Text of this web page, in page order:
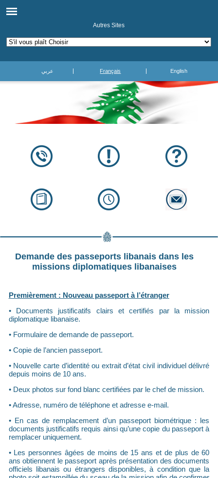
Autres Sites
عربي Français English
Demande des passeports libanais dans les
missions diplomatiques libanaises
Premièrement : Nouveau passeport à l’étranger
• Documents justificatifs clairs et certifiés par la mission
diplomatique libanaise.
• Formulaire de demande de passeport.
• Copie de l’ancien passeport.
• Nouvelle carte d’identité ou extrait d’état civil individuel délivré
depuis moins de 10 ans.
• Deux photos sur fond blanc certifiées par le chef de mission.
• Adresse, numéro de téléphone et adresse e-mail.
• En cas de remplacement d’un passeport biométrique : les
documents justificatifs requis ainsi qu’une copie du passeport à
remplacer uniquement.
• Les personnes âgées de moins de 15 ans et de plus de 60
ans obtiennent le passeport après présentation des documents
officiels libanais ou étrangers disponibles, à condition que la